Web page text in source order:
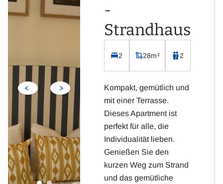
-
Strandhaus
2 28m² 2
Kompakt, gemütlich und
mit einer Terrasse.
Dieses Apartment ist
perfekt für alle, die
Individualität lieben.
Genießen Sie den
kurzen Weg zum Strand
und das gemütliche